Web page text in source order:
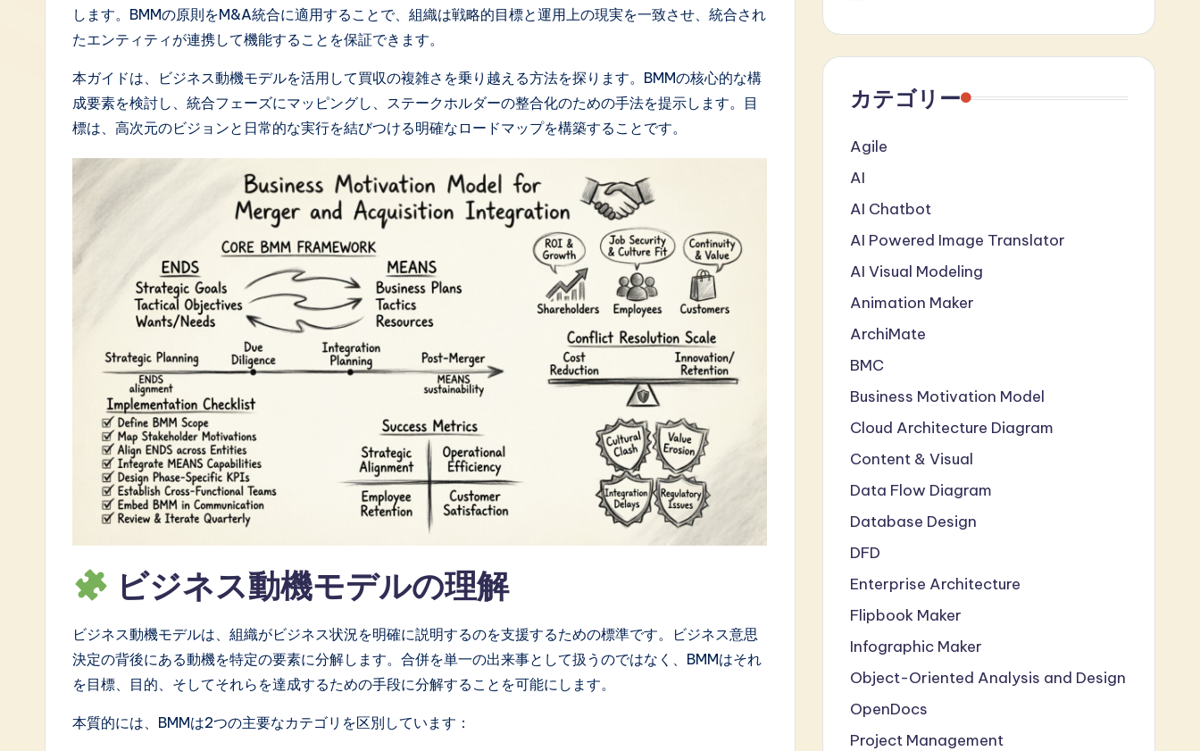
&
します。BMMの原則をM&A統合に適用することで、組織は戦略的目標と運用上の現実を一致させ、統合され
たエンティティが連携して機能することを保証できます。
本ガイドは、ビジネス動機モデルを活用して買収の複雑さを乗り越える方法を探ります。BMMの核心的な構
成要素を検討し、統合フェーズにマッピングし、ステークホルダーの整合化のための手法を提示します。目
標は、高次元のビジョンと日常的な実行を結びつける明確なロードマップを構築することです。
ビジネス動機モデルの理解
ビジネス動機モデルは、組織がビジネス状況を明確に説明するのを支援するための標準です。ビジネス意思
決定の背後にある動機を特定の要素に分解します。合併を単一の出来事として扱うのではなく、BMMはそれ
を目標、目的、そしてそれらを達成するための手段に分解することを可能にします。
本質的には、BMMは2つの主要なカテゴリを区別しています：
カテゴリー
Agile
AI
AI Chatbot
AI Powered Image Translator
AI Visual Modeling
Animation Maker
ArchiMate
BMC
Business Motivation Model
Cloud Architecture Diagram
Content & Visual
Data Flow Diagram
Database Design
DFD
Enterprise Architecture
Flipbook Maker
Infographic Maker
Object-Oriented Analysis and Design
OpenDocs
Project Management